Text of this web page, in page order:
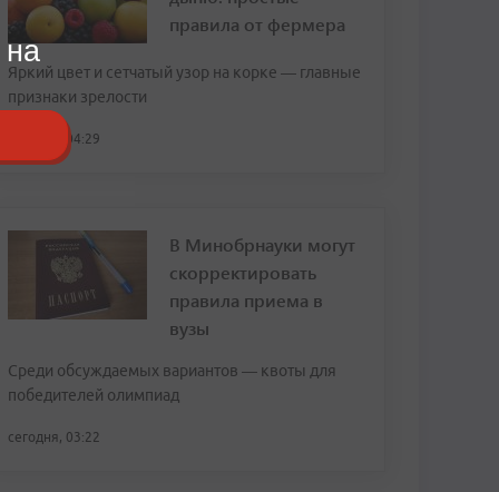
правила от фермера
Яркий цвет и сетчатый узор на корке — главные
признаки зрелости
сегодня, 04:29
В Минобрнауки могут
скорректировать
правила приема в
вузы
Среди обсуждаемых вариантов — квоты для
победителей олимпиад
сегодня, 03:22